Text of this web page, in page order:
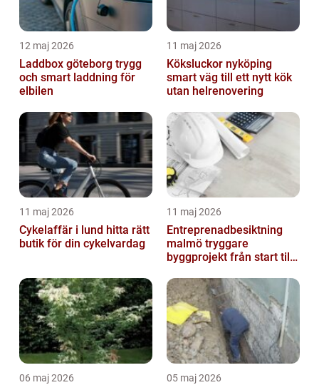
12 maj 2026
Laddbox göteborg trygg
och smart laddning för
elbilen
11 maj 2026
Köksluckor nyköping
smart väg till ett nytt kök
utan helrenovering
11 maj 2026
Cykelaffär i lund hitta rätt
butik för din cykelvardag
11 maj 2026
Entreprenadbesiktning
malmö tryggare
byggprojekt från start till
06 maj 2026 05 maj 2026